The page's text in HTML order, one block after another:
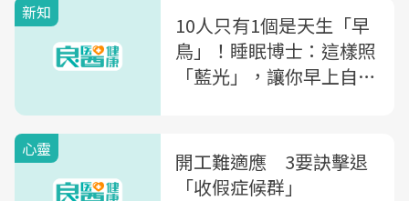
新知
10人只有1個是天生「早
鳥」！睡眠博士：這樣照
「藍光」，讓你早上自動
心靈
開工難適應 3要訣擊退
「收假症候群」